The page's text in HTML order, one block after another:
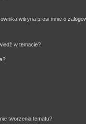
witryna prosi mnie o
w temacie?
tworzenia tematu?